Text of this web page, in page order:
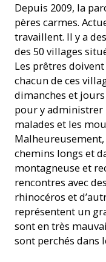
Depuis 2009, la
pères carmes.
travaillent. Il y a
des 50 villages
Les prêtres
chacun de ces
dimanches et
pour y administrer
malades et les
chemins longs et
montagneuse et
rencontres avec
rhinocéros et
représentent un
sont en très
sont perchés dans